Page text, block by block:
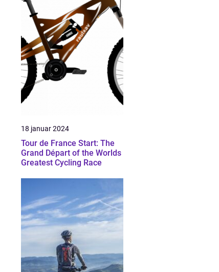
18 januar 2024
Tour de France Start: The
Grand Départ of the Worlds
Greatest Cycling Race